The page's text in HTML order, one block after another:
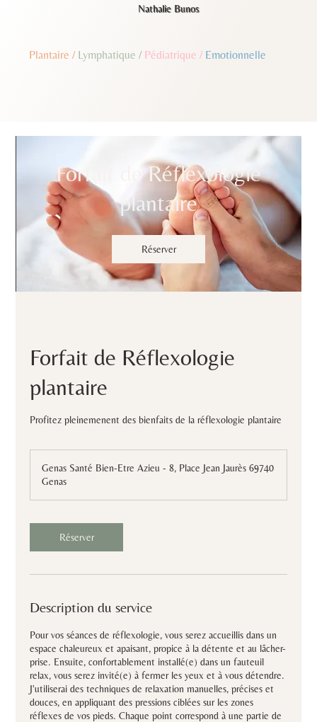
Nathalie Bunos
Plantaire / Lymphatique / Pédiatrique / Emotionnelle
Forfait de Réflexologie
plantaire
Réserver
Forfait de Réflexologie
plantaire
Profitez pleinemenent des bienfaits de la réflexologie plantaire
Genas Santé Bien-Etre Azieu - 8, Place Jean Jaurès 69740
Genas
Réserver
Description du service
Pour vos séances de réflexologie, vous serez accueillis dans un
espace chaleureux et apaisant, propice à la détente et au lâcher-
prise. Ensuite, confortablement installé(e) dans un fauteuil
relax, vous serez invité(e) à fermer les yeux et à vous détendre.
J'utiliserai des techniques de relaxation manuelles, précises et
douces, en appliquant des pressions ciblées sur les zones
réflexes de vos pieds. Chaque point correspond à une partie de